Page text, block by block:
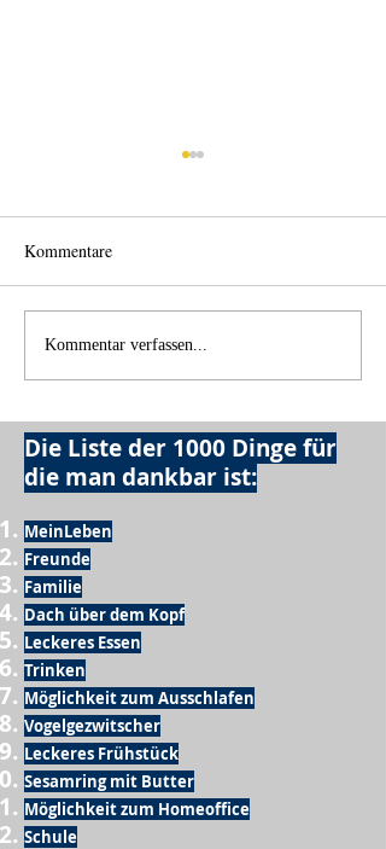
Wie schnell geht es?
Kommentare
Kommentar verfassen...
Die Liste der 1000 Dinge für
die man dankbar ist:
MeinLeben
Freunde
Familie
Dach über dem Kopf
Leckeres Essen
Trinken
Möglichkeit zum Ausschlafen
Vogelgezwitscher
Leckeres Frühstück
Sesamring mit Butter
Möglichkeit zum Homeoffice
Schule